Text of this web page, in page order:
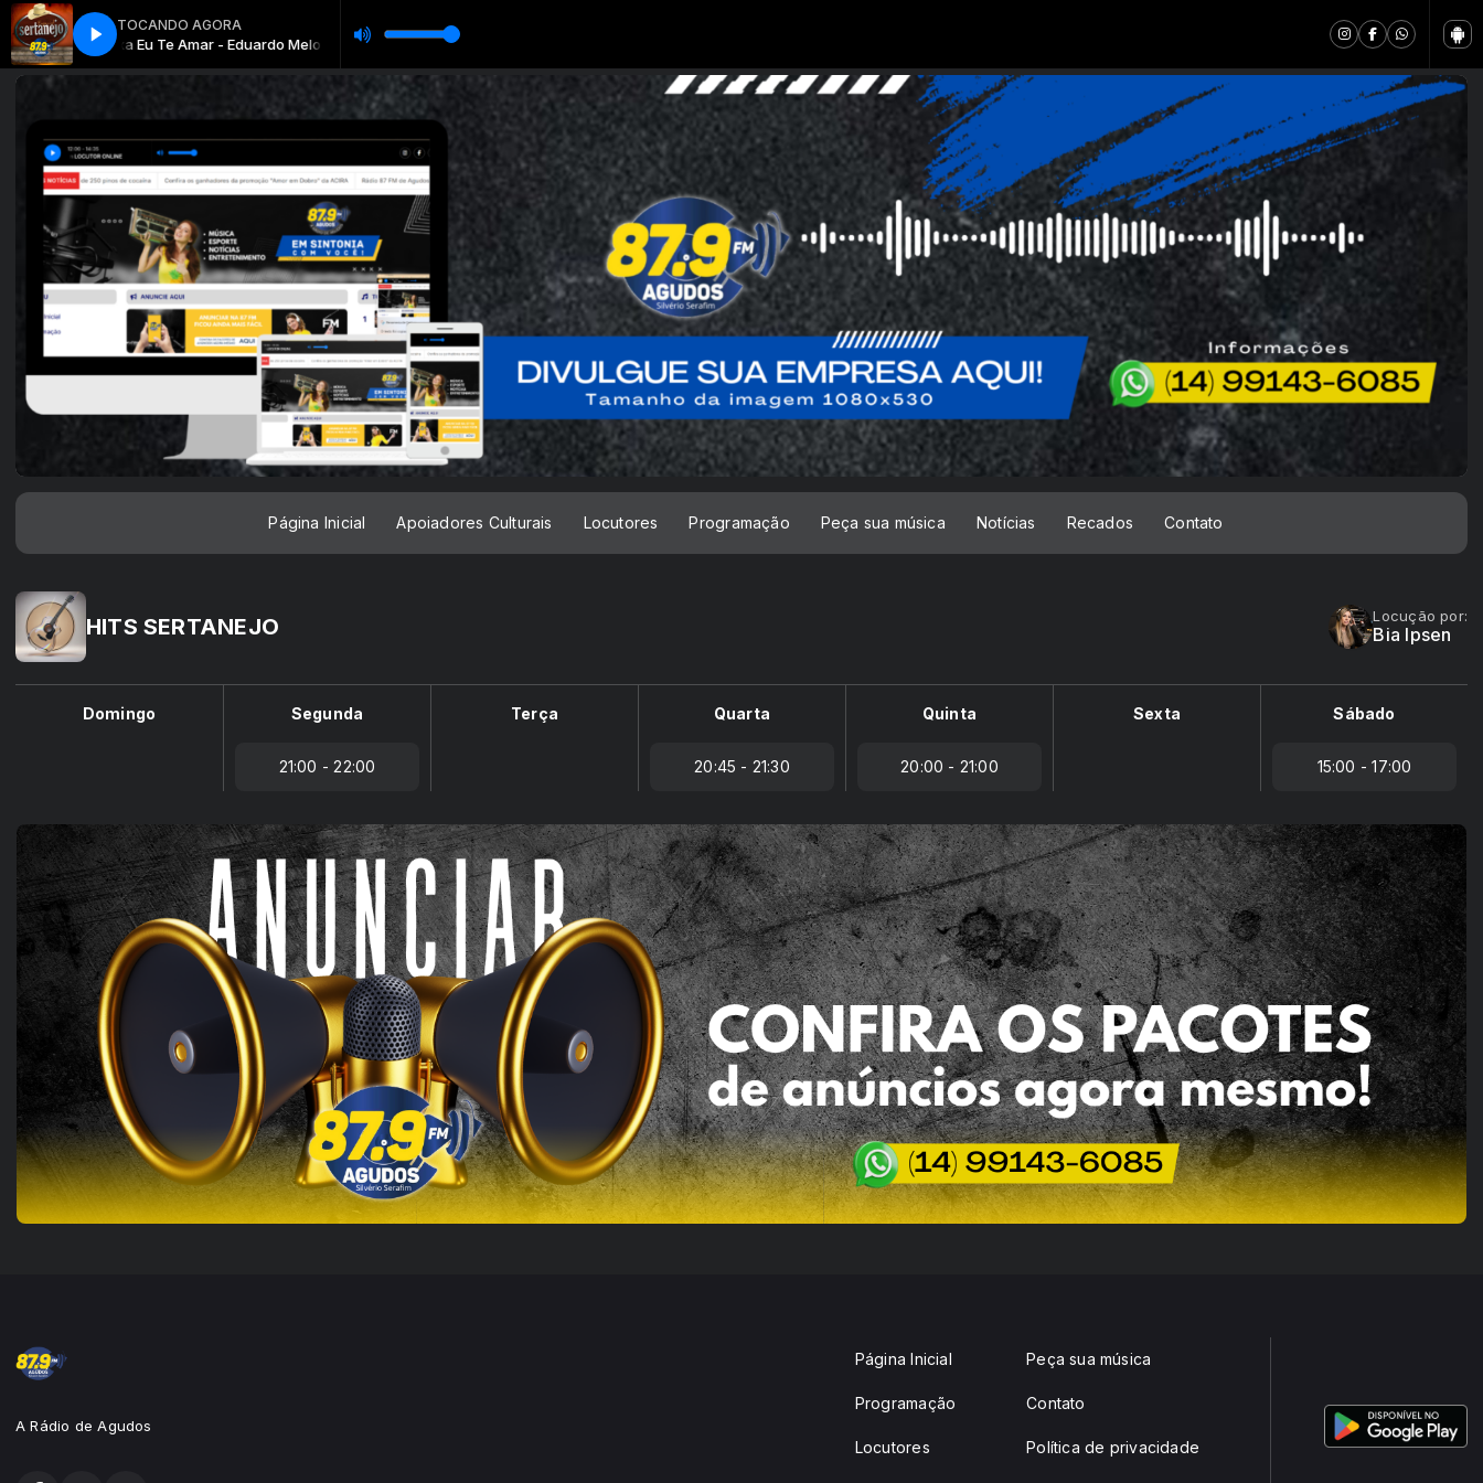
Especial Sertanejo com Prateado
TOCANDO AGORA
OficialDeixa Eu Te Amar - Eduardo Melo Clipe Oficial
Página Inicial Apoiadores Culturais Locutores Programação Peça sua música Notícias Recados Contato
HITS SERTANEJO Locução por:
Bia Ipsen
Domingo Segunda
21:00 - 22:00
Terça Quarta
20:45 - 21:30
Quinta
20:00 - 21:00
Sexta Sábado
15:00 - 17:00
A Rádio de Agudos
Página Inicial
Programação
Locutores
Peça sua música
Contato
Política de privacidade